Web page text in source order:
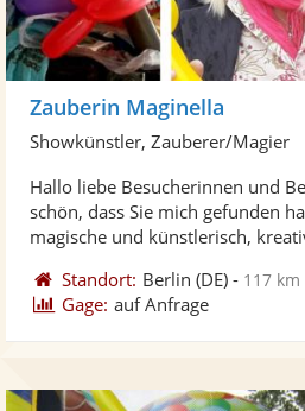
Zauberin Maginella
Showkünstler, Zauberer/Magier
Hallo liebe Besucherinnen und
schön, dass Sie mich gefunden
magische und künstlerisch,
Standort: Berlin (DE) - 117
Gage: auf Anfrage